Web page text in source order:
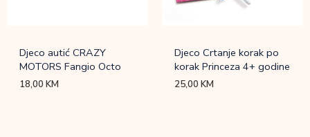
Djeco autić CRAZY
MOTORS Fangio Octo
18,00KM
Djeco Crtanje korak po
korak Princeza 4+ godine
25,00KM